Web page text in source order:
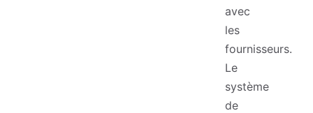
avec
les
fournisseurs.
Le
système
de